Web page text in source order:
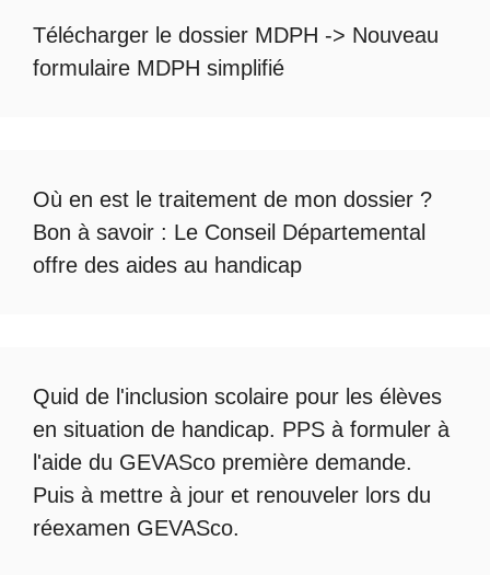
Télécharger le dossier MDPH -> Nouveau
formulaire MDPH simplifié
Où en est le traitement de mon dossier ?
Bon à savoir : Le Conseil Départemental
offre des aides au handicap
Quid de l'inclusion scolaire pour les élèves
en situation de handicap. PPS à formuler à
l'aide du GEVASco première demande.
Puis à mettre à jour et renouveler lors du
réexamen GEVASco.